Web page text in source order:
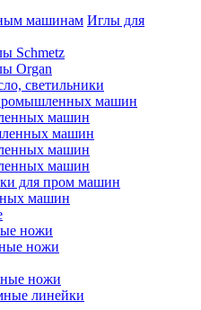
машинам Иглы для
Schmetz
Organ
светильники
машин
машин
машин
машин
машин
для пром машин
машин
ножи
ножи
ножи
линейки